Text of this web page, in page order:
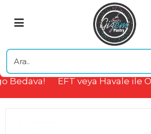
Bedava! EFT veya Havale ile